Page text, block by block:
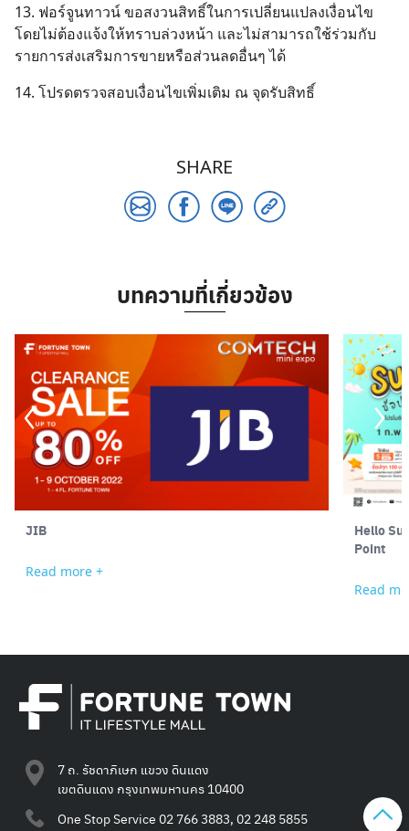
13. ฟอร์จูนทาวน์ ขอสงวนสิทธิ์ในการเปลี่ยนแปลงเงื่อนไข
โดยไม่ต้องแจ้งให้ทราบล่วงหน้า และไม่สามารถใช้ร่วมกับ
รายการส่งเสริมการขายหรือส่วนลดอื่นๆ ได้
14. โปรดตรวจสอบเงื่อนไขเพิ่มเติม ณ จุดรับสิทธิ์
SHARE
บทความที่เกี่ยวข้อง
JIB
Read more +
Hello
Point
Read
7 ถ. รัชดาภิเษก แขวง ดินแดง
เขตดินแดง กรุงเทพมหานคร 10400
One Stop Service 02 766 3883, 02 248 5855